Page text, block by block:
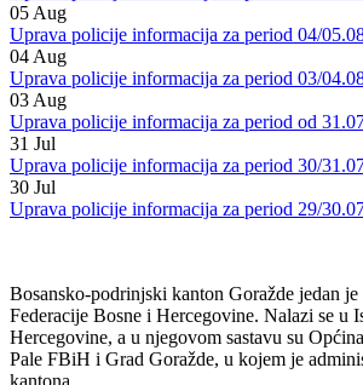
Informacije MUP-a
06Aug
Uprava policije informacija za period 05/
05Aug
Uprava policije informacija za period 04/
04Aug
Uprava policije informacija za period 03/
03Aug
Uprava policije informacija za period od
31 Jul